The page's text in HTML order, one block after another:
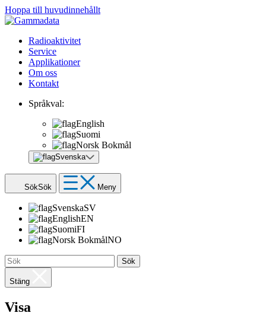
Hoppa till huvudinnehållt
Radioaktivitet
Service
Applikationer
Om oss
Kontakt
Språkval:
English
Suomi
Norsk Bokmål
Svenska
SökSök Meny
SvenskaSV
EnglishEN
SuomiFI
Norsk BokmålNO
Sök
Stäng
Visa